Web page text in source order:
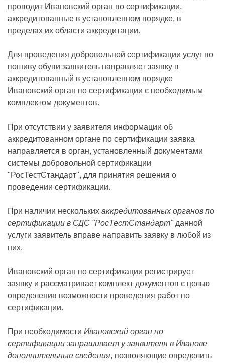
проводит Ивановский орган по сертификации,
аккредитованные в установленном порядке, в
пределах их области аккредитации.
Для проведения добровольной сертификации услуг по
пошиву обуви заявитель направляет заявку в
аккредитованный в установленном порядке
Ивановский орган по сертификации с необходимым
комплектом документов.
При отсутствии у заявителя информации об
аккредитованном органе по сертификации заявка
направляется в орган, установленный документами
системы добровольной сертификации
"РосТестСтандарт", для принятия решения о
проведении сертификации.
При наличии нескольких аккредитованных органов по
сертификации в СДС "РосТестСтандарт"данной
услуги заявитель вправе направить заявку в любой из
них.
Ивановский орган по сертификации регистрирует
заявку и рассматривает комплект документов с целью
определения возможности проведения работ по
сертификации.
При необходимости Ивановский орган по
сертификации запрашивает у заявителя в Иванове
дополнительные сведения, позволяющие определить